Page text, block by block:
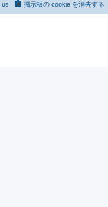
掲示板の cookie を消去する
us